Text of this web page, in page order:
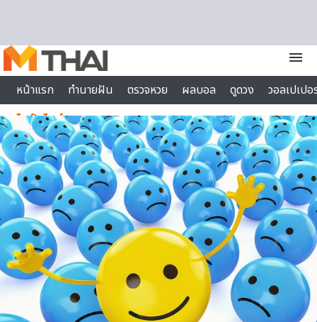
menu
หน้าแรก
ทำนายฝัน ตรวจหวย ผลบอล ดูดวง
วอลเปเป
ไลฟ์สไตล์